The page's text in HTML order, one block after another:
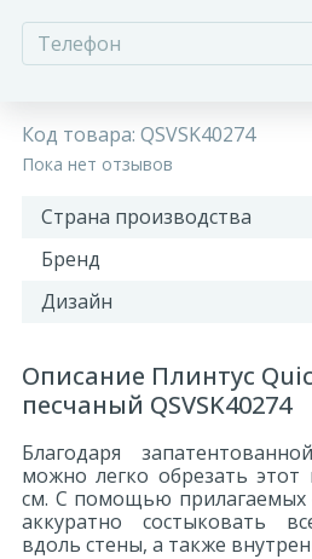
Код товара: QSVSK40274
Пока нет отзывов
Страна производства
Бренд
Дизайн
Описание Плинтус
песчаный QSVSK40274
Благодаря
можно легко обрезать
см. С помощью прилагаемых
аккуратно состыковать
вдоль стены, а также